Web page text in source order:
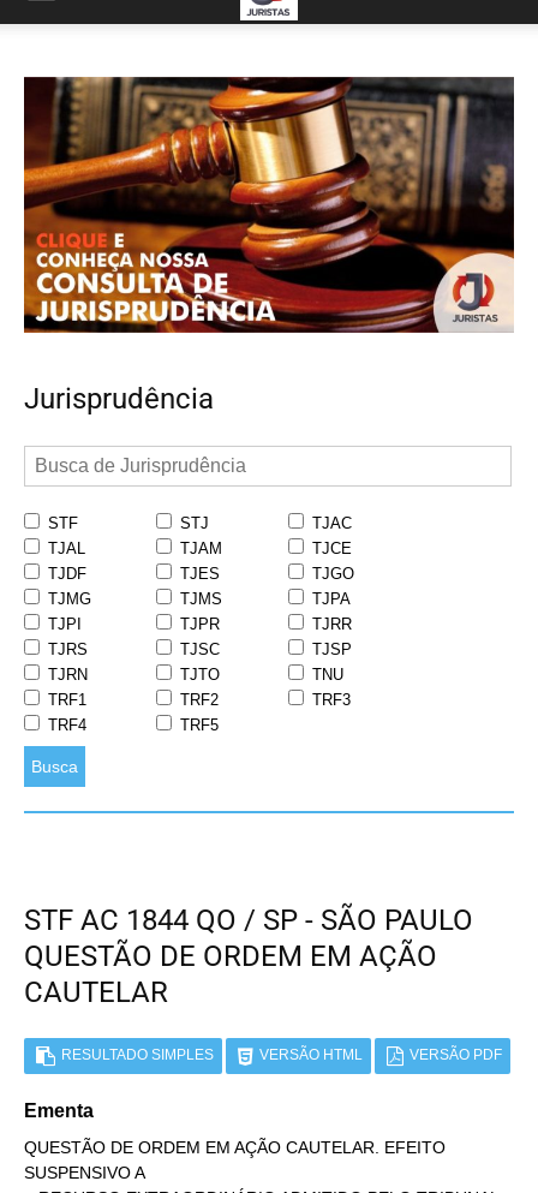
Jurisprudência
STF STJ
TJAC
TJAL
TJAM
TJCE
TJDF
TJES
TJGO
TJMG
TJMS
TJPA
TJPI
TJPR
TJRR
TJRS
TJSC
TJSP
TJRN
TJTO
TNU
TRF1
TRF2
TRF3
TRF4
TRF5
Busca
STF AC 1844 QO / SP - SÃO PAULO
QUESTÃO DE ORDEM EM AÇÃO
CAUTELAR
RESULTADO SIMPLES VERSÃO HTML VERSÃO PDF
Ementa
QUESTÃO DE ORDEM EM AÇÃO CAUTELAR. EFEITO
SUSPENSIVO A